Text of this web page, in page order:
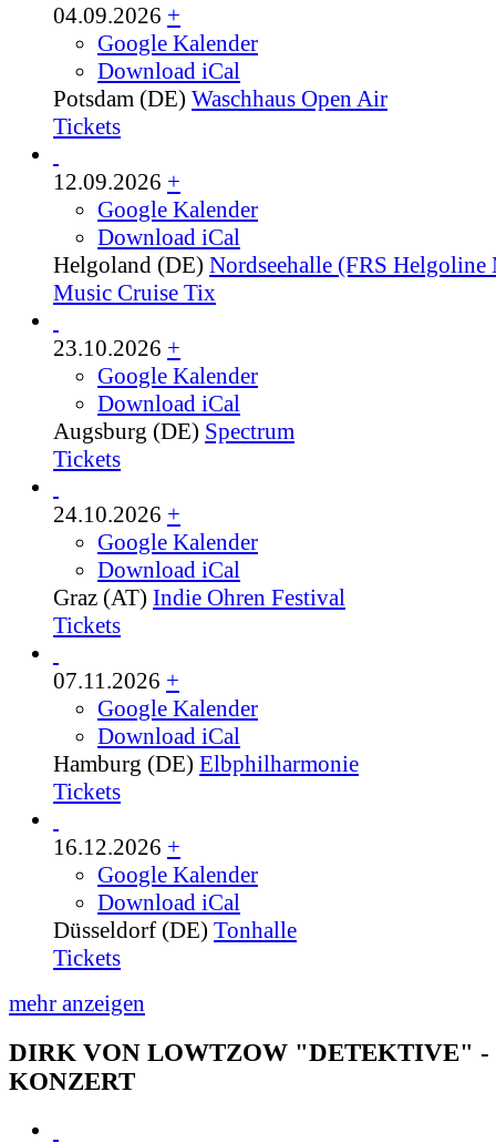
04.09.2026 +
Google Kalender
Download iCal
Potsdam (DE) Waschhaus Open Air
Tickets
12.09.2026 +
Google Kalender
Download iCal
Helgoland (DE) Nordseehalle (FRS Helgoline
Music Cruise Tix
23.10.2026 +
Google Kalender
Download iCal
Augsburg (DE) Spectrum
Tickets
24.10.2026 +
Google Kalender
Download iCal
Graz (AT) Indie Ohren Festival
Tickets
07.11.2026 +
Google Kalender
Download iCal
Hamburg (DE) Elbphilharmonie
Tickets
16.12.2026 +
Google Kalender
Download iCal
Düsseldorf (DE) Tonhalle
Tickets
mehr anzeigen
DIRK VON LOWTZOW "DETEKTIVE" -
KONZERT